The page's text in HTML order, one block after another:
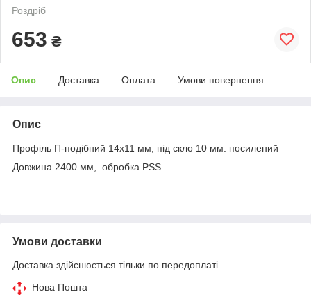
Роздріб
653 ₴
Опис Доставка Оплата Умови повернення
Опис
Профіль П-подібний 14х11 мм, під скло 10 мм. посилений
Довжина 2400 мм, обробка PSS.
Умови доставки
Доставка здійснюється тільки по передоплаті.
Нова Пошта